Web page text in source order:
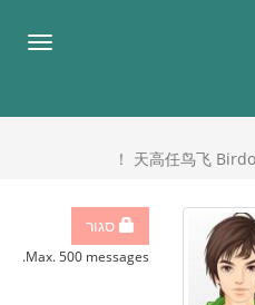
סגור
Max. 500 messages.